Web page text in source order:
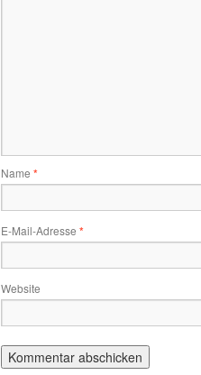
Name *
E-Mail-Adresse *
Website